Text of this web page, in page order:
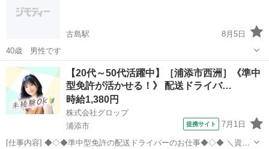
の「心理学講座」の...
古島駅
8月5日
40歳 男性です
沖縄 那覇市 古島駅 友達 40歳
【20代～50代活躍中】［浦添市西洲］《準中
型免許が活かせる！》 配送ドライバ…
時給1,380円
株式会社グロップ
浦添市
提携サイト 7月1日
[仕事内容] ◆◇◆準中型免許の配送ドライバーのお仕事◆◇◆ ＼資格